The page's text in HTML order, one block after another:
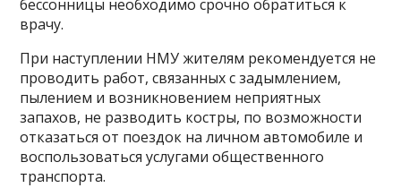
бессонницы необходимо срочно обратиться к
врачу.
При наступлении НМУ жителям рекомендуется не
проводить работ, связанных с задымлением,
пылением и возникновением неприятных
запахов, не разводить костры, по возможности
отказаться от поездок на личном автомобиле и
воспользоваться услугами общественного
транспорта.